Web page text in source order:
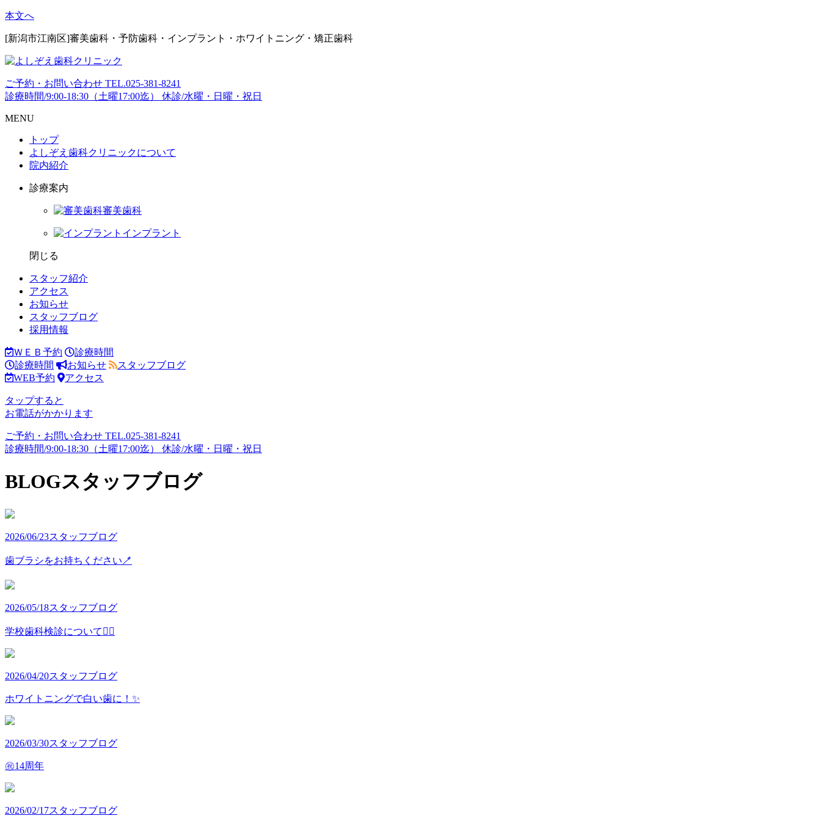
本文へ
[新潟市江南区]審美歯科・予防歯科・インプラント・ホワイトニング・矯正歯科
ご予約・お問い合わせ TEL.025-381-8241
診療時間/9:00-18:30（土曜17:00迄）
休診/水曜・日曜・祝日
MENU
トップ
よしぞえ歯科クリニックについて
院内紹介
診療案内
審美歯科
インプラント
閉じる
スタッフ紹介
アクセス
お知らせ
スタッフブログ
採用情報
ＷＥＢ予約
診療時間
診療時間
お知らせ
スタッフブログ
WEB予約
アクセス
タップすると
お電話がかかります
ご予約・お問い合わせ TEL.025-381-8241
診療時間/9:00-18:30（土曜17:00迄）
休診/水曜・日曜・祝日
BLOGスタッフブログ
2026/06/23スタッフブログ
歯ブラシをお持ちください🪥
2026/05/18スタッフブログ
学校歯科検診について👩‍⚕️
2026/04/20スタッフブログ
ホワイトニングで白い歯に！✨
2026/03/30スタッフブログ
㊗️14周年
2026/02/17スタッフブログ